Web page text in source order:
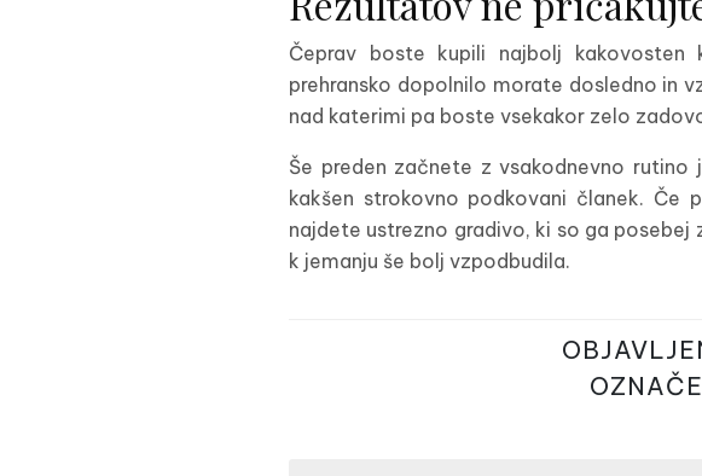
Čeprav boste kupili najbolj
prehransko dopolnilo morate dosledno in
nad katerimi pa boste vsekakor zelo
Še preden začnete z vsakodnevno
kakšen strokovno podkovani članek. Če
najdete ustrezno gradivo, ki so ga posebej
k jemanju še bolj vzpodbudila.